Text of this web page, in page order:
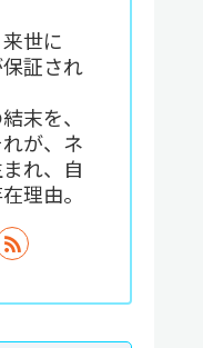
世に
保証され
末を、
が、ネ
れ、自
理由。